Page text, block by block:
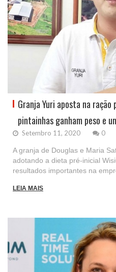
Granja Yuri aposta na
pintainhas ganham peso e
Setembro 11, 2020 0
A granja de Douglas e Maria
adotando a dieta pré-inicial
resultados importantes na
LEIA MAIS